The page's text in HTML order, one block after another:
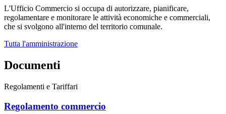
L'Ufficio Commercio si occupa di autorizzare, pianificare,
regolamentare e monitorare le attività economiche e commerciali,
che si svolgono all'interno del territorio comunale.
Tutta l'amministrazione
Documenti
Regolamenti e Tariffari
Regolamento commercio